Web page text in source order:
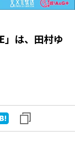
」は、田村ゆ